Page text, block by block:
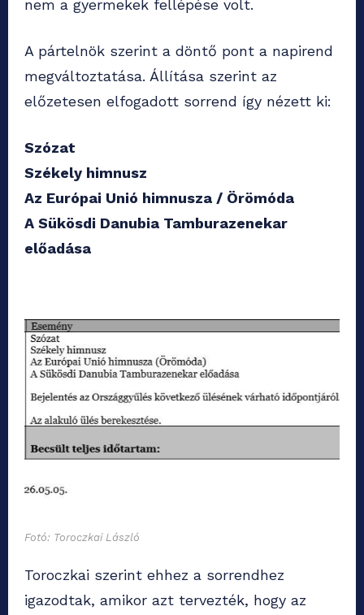
nem a gyermekek fellépése volt.
A pártelnök szerint a döntő pont a napirend
megváltoztatása. Állítása szerint az
előzetesen elfogadott sorrend így nézett ki:
Szózat
Székely himnusz
Az Európai Unió himnusza / Örömóda
A Sükösdi Danubia Tamburazenekar
előadása
Fotó: Toroczkai László
Toroczkai szerint ehhez a sorrendhez
igazodtak, amikor azt tervezték, hogy az